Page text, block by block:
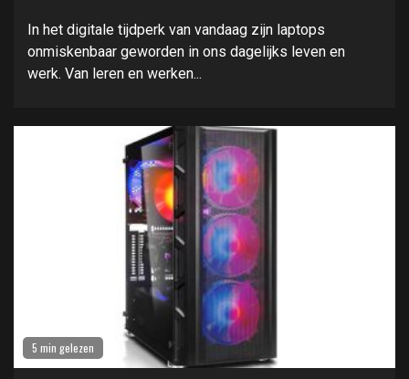
In het digitale tijdperk van vandaag zijn laptops
onmiskenbaar geworden in ons dagelijks leven en
werk. Van leren en werken...
5 min gelezen